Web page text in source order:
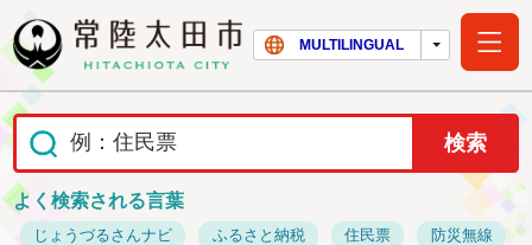
常陸太田市ホー
MULTILINGUAL
よく検索される言葉
じょうづるさんナビ ふるさと納税 住民票 防災無線